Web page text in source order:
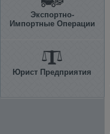
Экспортно-
Импортные Операции
Юрист Предприятия